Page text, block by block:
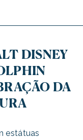
DISNEY
DA
estátuas